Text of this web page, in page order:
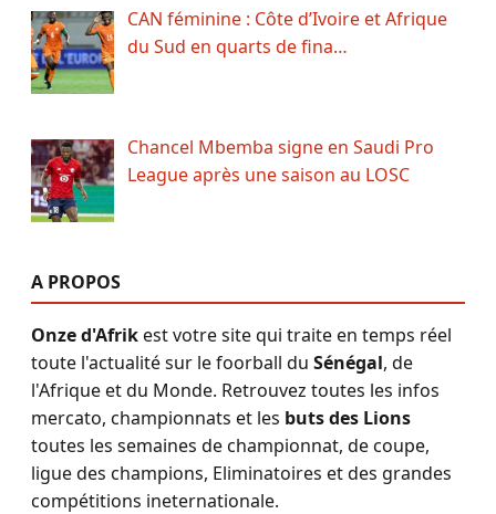
CAN féminine : Côte d’Ivoire et Afrique
du Sud en quarts de fina…
Chancel Mbemba signe en Saudi Pro
League après une saison au LOSC
A PROPOS
Onze d'Afrikest votre site qui traite en temps réel
toute l'actualité sur le foorball du Sénégal, de
l'Afrique et du Monde. Retrouvez toutes les infos
mercato, championnats et les buts des Lions
toutes les semaines de championnat, de coupe,
ligue des champions, Eliminatoires et des grandes
compétitions ineternationale.